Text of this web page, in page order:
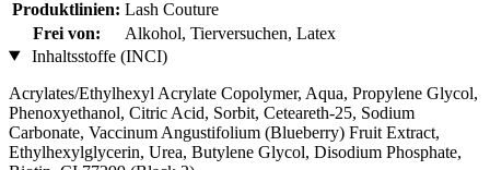
Produktlinien: Lash Couture
Frei von:
Alkohol, Tierversuchen, Latex
Inhaltsstoffe (INCI)
Acrylates/Ethylhexyl Acrylate Copolymer, Aqua, Propylene Glycol,
Phenoxyethanol, Citric Acid, Sorbit, Ceteareth-25, Sodium
Carbonate, Vaccinum Angustifolium (Blueberry) Fruit Extract,
Ethylhexylglycerin, Urea, Butylene Glycol, Disodium Phosphate,